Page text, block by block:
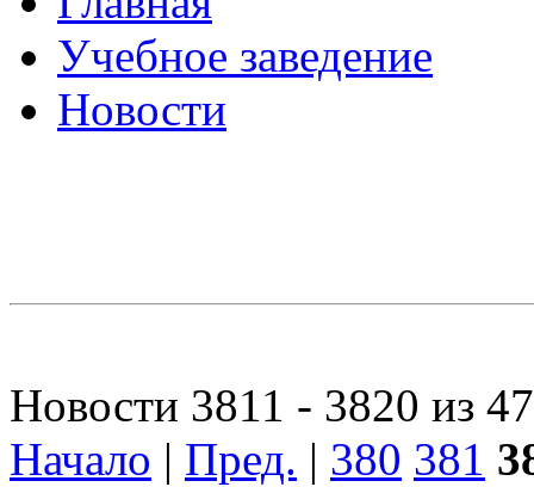
Учебное заведение
Новости
Новости 3811 - 3820 из
Начало | Пред. | 380 381